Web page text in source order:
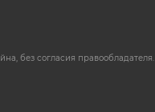
без согласия правообладателя.